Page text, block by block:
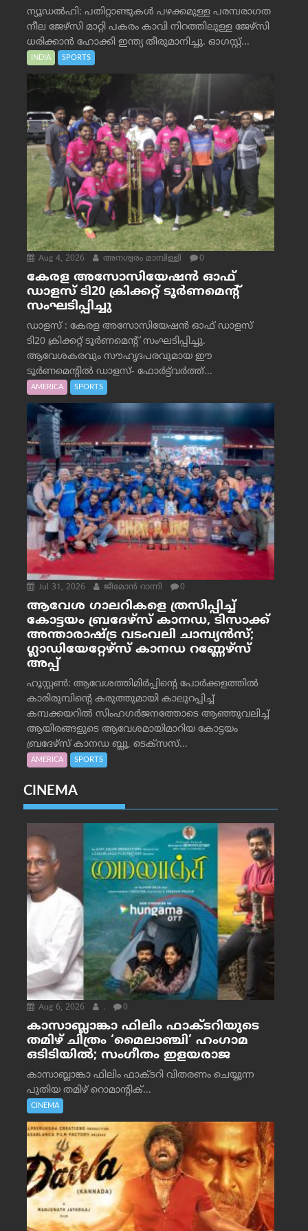
ന്യൂഡൽഹി: പതിറ്റാണ്ടുകൾ പഴക്കമുള്ള പരമ്പരാഗത
നീല ജേഴ്‌സി മാറ്റി പകരം കാവി നിറത്തിലുള്ള ജേഴ്‌സി
ധരിക്കാൻ ഹോക്കി ഇന്ത്യ തീരുമാനിച്ചു. ഓഗസ്റ്റ്...
INDIA SPORTS
Aug 4, 2026 അനശ്വരം മാമ്പിള്ളി 0
കേരള അസോസിയേഷൻ ഓഫ്
ഡാളസ് ടി20 ക്രിക്കറ്റ് ടൂർണമെന്റ്
സംഘടിപ്പിച്ചു
ഡാളസ് : കേരള അസോസിയേഷൻ ഓഫ് ഡാളസ്
ടി20 ക്രിക്കറ്റ് ടൂർണമെന്റ് സംഘടിപ്പിച്ചു.
ആവേശകരവും സൗഹൃദപരവുമായ ഈ
ടൂർണമെന്റിൽ ഡാളസ്- ഫോർട്ട്‌വര്‍ത്ത്...
AMERICA SPORTS
Jul 31, 2026 ജീമോന്‍ റാന്നി 0
ആവേശ ഗാലറികളെ ത്രസിപ്പിച്ച്
കോട്ടയം ബ്രദേഴ്‌സ് കാനഡ, ടിസാക്ക്
അന്താരാഷ്ട്ര വടംവലി ചാമ്പ്യന്‍സ്;
ഗ്ലാഡിയേറ്റേഴ്‌സ് കാനഡ റണ്ണേഴ്‌സ്
അപ്പ്
ഹൂസ്റ്റണ്‍: ആവേശത്തിമിര്‍പ്പിന്റെ പോര്‍ക്കളത്തില്‍
കാരിരുമ്പിന്റെ കരുത്തുമായി കാലുറപ്പിച്ച്
കമ്പക്കയറില്‍ സിംഹഗര്‍ജനത്തോടെ ആഞ്ഞുവലിച്ച്
ആയിരങ്ങളുടെ ആവേശമായിമാറിയ കോട്ടയം
ബ്രദേഴ്‌സ് കാനഡ ബ്ലൂ, ടെക്‌സസ്...
AMERICA SPORTS
CINEMA
Aug 6, 2026 . 0
കാസാബ്ലാങ്കാ ഫിലിം ഫാക്ടറിയുടെ
തമിഴ് ചിത്രം ‘മൈലാഞ്ചി’ ഹംഗാമ
ഒടിടിയിൽ; സംഗീതം ഇളയരാജ
കാസാബ്ലാങ്കാ ഫിലിം ഫാക്ടറി വിതരണം ചെയ്യുന്ന
പുതിയ തമിഴ് റൊമാന്റിക്...
CINEMA